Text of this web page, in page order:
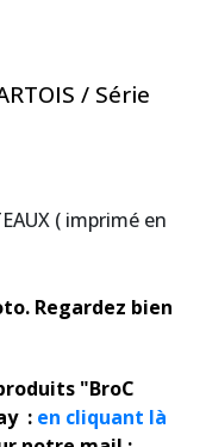
/ Série
( imprimé en
Regardez bien
"BroC
: en cliquant là